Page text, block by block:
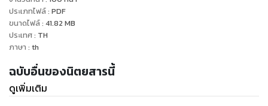
ประเภทไฟล์: PDF
ขนาดไฟล์: 41.82 MB
ประเทศ: TH
ภาษา : th
ฉบับอื่นของนิตยสารนี้
ดูเพิ่มเติม